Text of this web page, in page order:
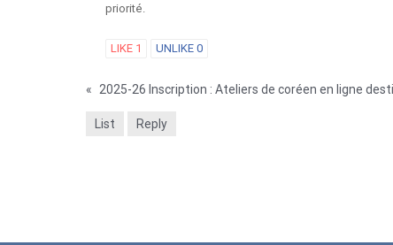
priorité.
LIKE 1 UNLIKE 0
«
List Reply